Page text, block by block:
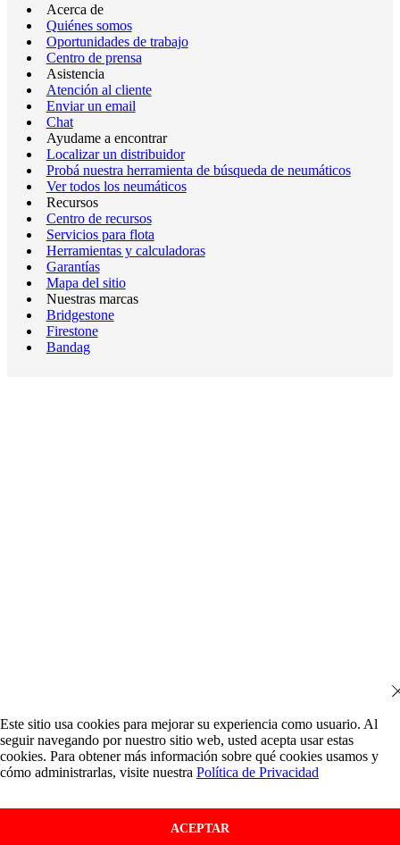
Acerca de
Quiénes somos
Oportunidades de trabajo
Centro de prensa
Asistencia
Atención al cliente
Enviar un email
Chat
Ayudame a encontrar
Localizar un distribuidor
Probá nuestra herramienta de búsqueda de neumáticos
Ver todos los neumáticos
Recursos
Centro de recursos
Servicios para flota
Herramientas y calculadoras
Garantías
Mapa del sitio
Nuestras marcas
Bridgestone
Firestone
Bandag
Este sitio usa cookies para mejorar su experiencia como usuario. Al
seguir navegando por nuestro sitio web, usted acepta usar estas
cookies. Para obtener más información sobre qué cookies usamos y
cómo administrarlas, visite nuestra Política de Privacidad
ACEPTAR